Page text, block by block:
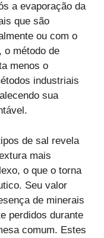
a evaporação da
que são
ou com o
o método de
menos o
industriais
sua
de sal revela
mais
o que o torna
Seu valor
de minerais
perdidos durante
comum. Estes